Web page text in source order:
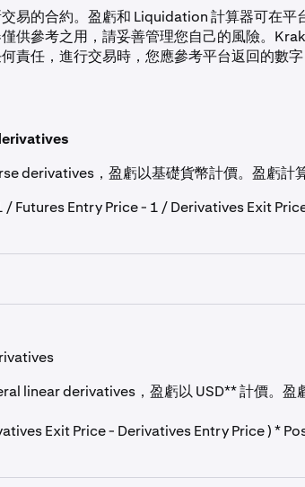
易的合約。盈虧和 Liquidation 計算器可在平
供參考之用，請妥善管理您自己的風險。
責任，進行交易時，您應參考平台返回的數
derivatives，盈虧以基礎貨幣計價。盈虧計
/ Futures Entry Price - 1 / Derivatives Exit
買入 10,000 份 derivatives
賣出 10,000 份 derivatives。
1 / 2800 ) * 10,000 = 0.42857 ETH
linear derivatives，盈虧以 USD** 計價。盈
Exit Price - Derivatives Entry Price ) *